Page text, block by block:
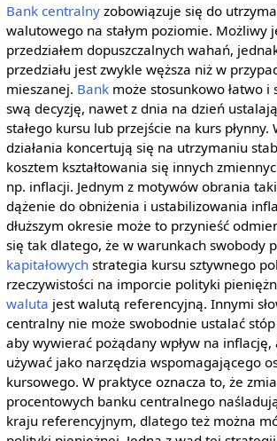
Bank centralnyzobowiązuje się do
walutowego na stałym poziomie. Możliwy
przedziałem dopuszczalnych wahań,
przedziału jest zwykle węższa niż w
mieszanej. Bankmoże stosunkowo łatwo i
swą decyzję, nawet z dnia na dzień
stałego kursu lub przejście na kurs płynny.
działania koncertują się na utrzymaniu
kosztem kształtowania się innych
np. inflacji. Jednym z motywów obrania
dążenie do obniżenia i ustabilizowania
dłuższym okresie może to przynieść
się tak dlatego, że w warunkach swobody
kapitałowychstrategia kursu sztywnego
rzeczywistości na imporcie polityki
waluta jest walutą referencyjną. Innymi
centralny nie może swobodnie ustalać
aby wywierać pożądany wpływ na inflację,
używać jako narzędzia wspomagającego
kursowego. W praktyce oznacza to, że
procentowych banku centralnego
kraju referencyjnym, dlatego też można